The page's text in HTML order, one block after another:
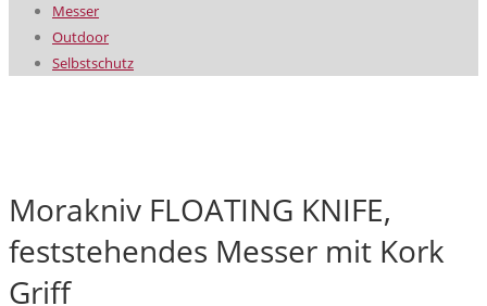
Messer
Outdoor
Selbstschutz
Morakniv FLOATING KNIFE,
feststehendes Messer mit Kork
Griff